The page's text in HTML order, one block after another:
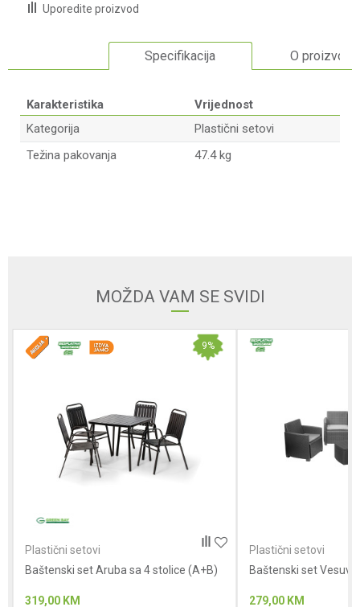
Uporedite proizvod
Specifikacija O proizvodu
Karakteristika
Vrijednost
Kategorija
Plastični setovi
Težina pakovanja
47.4 kg
Poruka
Anti-spam zaštita - izračunajte koliko je 9 - 4 :
MOŽDA VAM SE SVIDI
9%
Plastični setovi
Baštenski set Aruba sa 4 stolice (A+B)
319,00 KM
Plastični setovi
Baštenski set
279,00 KM